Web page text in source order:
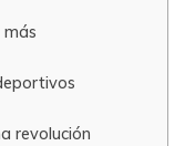
más
revolución